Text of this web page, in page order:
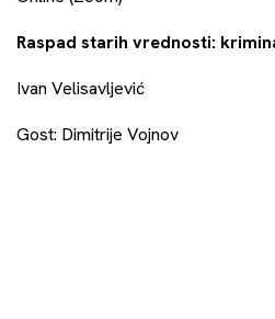
Raspad starih vrednosti:
Ivan Velisavljević
Gost: Dimitrije Vojnov